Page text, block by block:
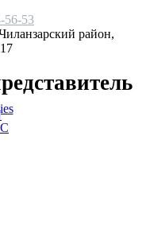
56-53
район,